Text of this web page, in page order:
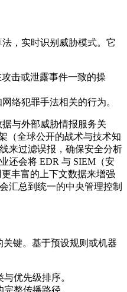
，实时识别威胁模式。它
击或泄露事件一致的操
络犯罪手法相关的行为。
与外部威胁情报服务关
（全球公开的战术与技术知
来过滤误报，确保安全分析
还会将 EDR 与 SIEM（安
丰富的上下文数据来增强
汇总到统一的中央管理控制
关键。基于预设规则或机器
优先级排序。